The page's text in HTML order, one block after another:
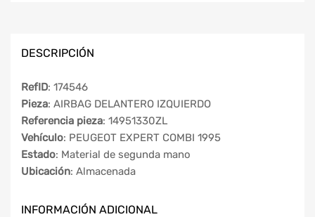
DESCRIPCIÓN
RefID: 174546
Pieza: AIRBAG DELANTERO IZQUIERDO
Referencia pieza: 14951330ZL
Vehículo: PEUGEOT EXPERT COMBI 1995
Estado: Material de segunda mano
Ubicación: Almacenada
INFORMACIÓN ADICIONAL